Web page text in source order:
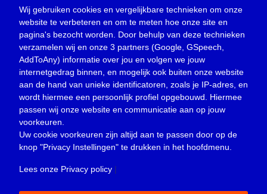
Ingezonden brief(539)
Media(156)
Nieuws (23.330)
Oproep(734)
Overlijden(39)
Podcast(18)
prijsvraag (5)
Religie (1.438)
Service(226)
Wij gebruiken cookies en vergelijkbare technieken om onze
website te verbeteren en om te meten hoe onze site en
pagina's bezocht worden. Door behulp van deze technieken
verzamelen wij en onze 3 partners (Google, GSpeech,
AddToAny) informatie over jou en volgen we jouw
internetgedrag binnen, en mogelijk ook buiten onze website
aan de hand van unieke identificatoren, zoals je IP-adres, en
wordt hiermee een persoonlijk profiel opgebouwd. Hiermee
passen wij onze website en communicatie aan op jouw
voorkeuren.
Uw cookie voorkeuren zijn altijd aan te passen door op de
knop "Privacy Instellingen" te drukken in het hoofdmenu.
Lees onze Privacy policy |